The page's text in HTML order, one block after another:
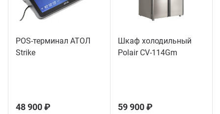
POS-терминал АТОЛ
Strike
48 900 ₽
Шкаф холодильный
Polair CV-114Gm
59 900 ₽